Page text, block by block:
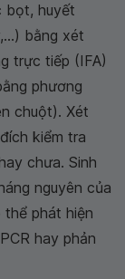
bọt, huyết
bằng xét
trực tiếp (IFA)
phương
chuột). Xét
kiểm tra
chưa. Sinh
nguyên của
phát hiện
hay phản